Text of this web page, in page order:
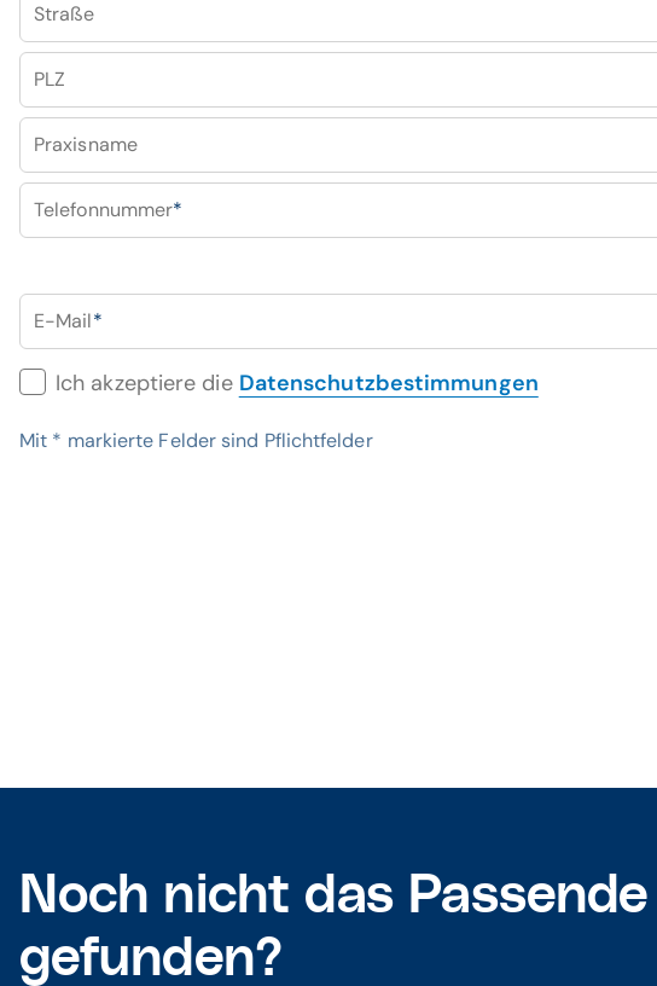
Straße
PLZ
Praxisname
Telefonnummer*
E-Mail*
Ich akzeptiere die Datenschutzbestimmungen
Mit * markierte Felder sind Pflichtfelder
Noch nicht das Passende
gefunden?